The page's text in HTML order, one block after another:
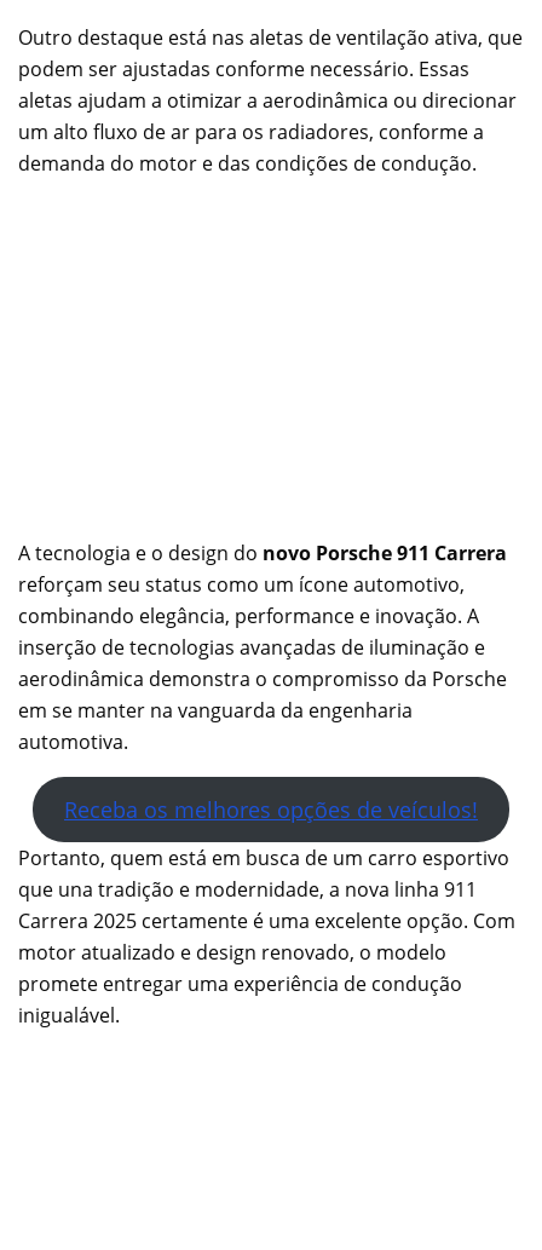
Outro destaque está nas aletas de ventilação ativa, que
podem ser ajustadas conforme necessário. Essas
aletas ajudam a otimizar a aerodinâmica ou direcionar
um alto fluxo de ar para os radiadores, conforme a
demanda do motor e das condições de condução.
A tecnologia e o design do novo Porsche 911 Carrera
reforçam seu status como um ícone automotivo,
combinando elegância, performance e inovação. A
inserção de tecnologias avançadas de iluminação e
aerodinâmica demonstra o compromisso da Porsche
em se manter na vanguarda da engenharia
automotiva.
Receba os melhores opções de veículos!
Portanto, quem está em busca de um carro esportivo
que una tradição e modernidade, a nova linha 911
Carrera 2025 certamente é uma excelente opção. Com
motor atualizado e design renovado, o modelo
promete entregar uma experiência de condução
inigualável.